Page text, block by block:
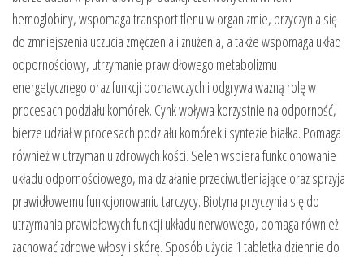
hemoglobiny, wspomaga transport tlenu w organizmie, przyczynia się
do zmniejszenia uczucia zmęczenia i znużenia, a także wspomaga układ
odpornościowy, utrzymanie prawidłowego metabolizmu
energetycznego oraz funkcji poznawczych i odgrywa ważną rolę w
procesach podziału komórek. Cynk wpływa korzystnie na odporność,
bierze udział w procesach podziału komórek i syntezie białka. Pomaga
również w utrzymaniu zdrowych kości. Selen wspiera funkcjonowanie
układu odpornościowego, ma działanie przeciwutleniające oraz sprzyja
prawidłowemu funkcjonowaniu tarczycy. Biotyna przyczynia się do
utrzymania prawidłowych funkcji układu nerwowego, pomaga również
zachować zdrowe włosy i skórę. Sposób użycia 1 tabletka dziennie do